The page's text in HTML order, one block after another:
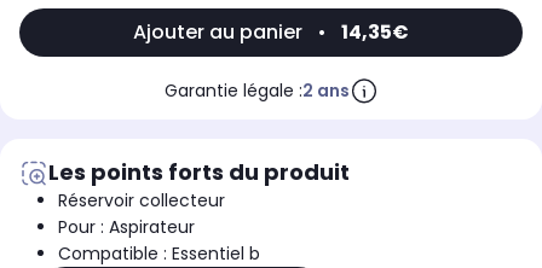
Ajouter au panier • 14,35€
Garantie légale :2 ans
Les points forts du produit
Réservoir collecteur
Pour : Aspirateur
Compatible : Essentiel b